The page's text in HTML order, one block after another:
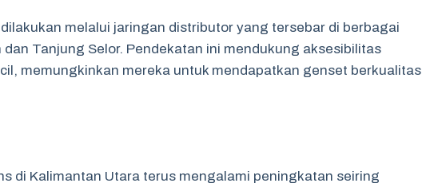
melalui jaringan distributor yang tersebar di berbagai
Tanjung Selor. Pendekatan ini mendukung aksesibilitas
memungkinkan mereka untuk mendapatkan genset berkualitas
di Kalimantan Utara terus mengalami peningkatan seiring